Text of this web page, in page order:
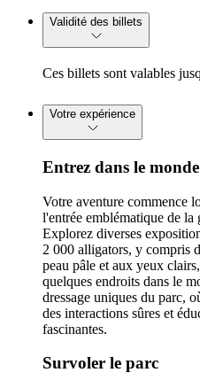
Validité des billets
Ces billets sont valables
Votre expérience
Entrez dans le
Votre aventure commence
l'entrée emblématique de
Explorez diverses
2 000 alligators, y compris
peau pâle et aux yeux
quelques endroits dans le
dressage uniques du parc,
des interactions sûres et
fascinantes.
Survoler le parc